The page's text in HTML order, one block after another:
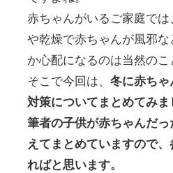
赤ちゃんがいるご家庭では
や乾燥で赤ちゃんが風邪
か心配になるのは当然のこ
そこで今回は、 冬に赤ちゃ
対策についてまとめてみま
筆者の子供が赤ちゃんだっ
えてまとめていますので
ればと思います。